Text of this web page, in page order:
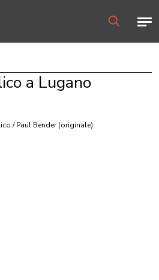
a Lugano
/ Paul Bender (originale)